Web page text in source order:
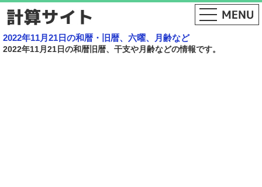
2022年11月21日の和暦・旧暦、六曜、月齢など
2022年11月21日の和暦旧暦、干支や月齢などの情報です。